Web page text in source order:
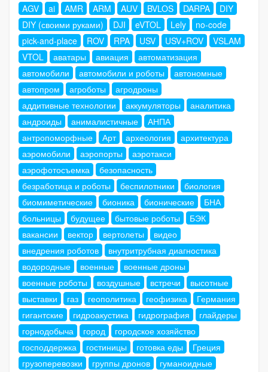
AGV ai AMR ARM AUV BVLOS DARPA
DIY
DIY (своими руками)
DJI eVTOL Lely
no-code
pick-and-place
ROV RPA USV USV+ROV
VSLAM
VTOL
аватары авиация
автоматизация
автомобили
автомобили и роботы
автономные
автопром
агроботы
агродроны
аддитивные технологии
аккумуляторы
аналитика
андроиды
анималистичные
АНПА
антропоморфные
Арт археология
архитектура
аэромобили
аэропорты
аэротакси
аэрофотосъемка
безопасность
безработица и роботы
беспилотники
биология
биомиметические
бионика бионические
БНА
больницы
будущее бытовые роботы
БЭК
вакансии
вектор вертолеты
видео
внедрения роботов
внутритрубная диагностика
водородные
военные
военные дроны
военные роботы
воздушные встречи
высотные
выставки
газ геополитика геофизика
Германия
гигантские
гидроакустика гидрография
глайдеры
горнодобыча
город
городское хозяйство
господдержка
гостиницы готовка еды
Греция
грузоперевозки
группы дронов
гуманоидные